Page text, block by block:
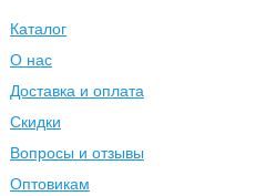
Каталог
О нас
Доставка и оплата
Скидки
Вопросы и отзывы
Оптовикам